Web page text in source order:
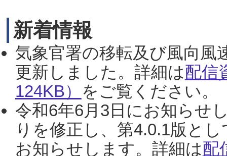
新着情報
気象官署の移転及び風向風
更新しました。詳細は配信
124KB） をご覧ください。
令和6年6月3日にお知らせ
りを修正し、第4.0.1版と
お知らせします。詳細は配